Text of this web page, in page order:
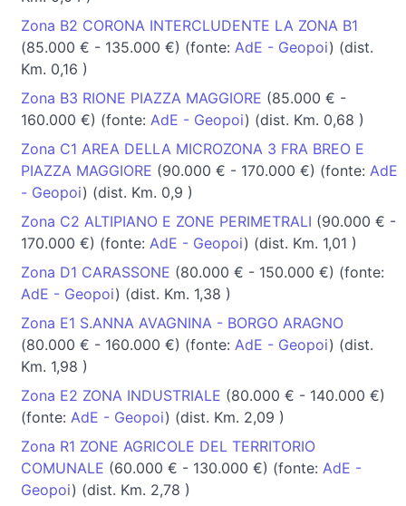
Zona B2 CORONA INTERCLUDENTE LA ZONA B1
(85.000 € - 135.000 €) (fonte: AdE - Geopoi) (dist.
Km. 0,16 )
Zona B3 RIONE PIAZZA MAGGIORE (85.000 € -
160.000 €) (fonte: AdE - Geopoi) (dist. Km. 0,68 )
Zona C1 AREA DELLA MICROZONA 3 FRA BREO E
PIAZZA MAGGIORE (90.000 € - 170.000 €) (fonte: AdE
- Geopoi) (dist. Km. 0,9 )
Zona C2 ALTIPIANO E ZONE PERIMETRALI (90.000 € -
170.000 €) (fonte: AdE - Geopoi) (dist. Km. 1,01 )
Zona D1 CARASSONE (80.000 € - 150.000 €) (fonte:
AdE - Geopoi) (dist. Km. 1,38 )
Zona E1 S.ANNA AVAGNINA - BORGO ARAGNO
(80.000 € - 160.000 €) (fonte: AdE - Geopoi) (dist.
Km. 1,98 )
Zona E2 ZONA INDUSTRIALE (80.000 € - 140.000 €)
(fonte: AdE - Geopoi) (dist. Km. 2,09 )
Zona R1 ZONE AGRICOLE DEL TERRITORIO
COMUNALE (60.000 € - 130.000 €) (fonte: AdE -
Geopoi) (dist. Km. 2,78 )